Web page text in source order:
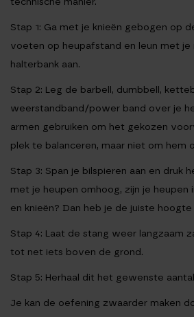
Stap 1: Ga met je knieën gebogen op
voeten op heupafstand en leun met je
halterbank aan.
Stap 2: Leg de barbell, dumbbell,
weerstandband/power band over je
armen gebruiken om het gekozen
plek te balanceren, maar niet om hem
Stap 3: Span je bilspieren aan en druk
met je heupen omhoog, zijn je heupen
en knieën? Dan heb je de juiste
Stap 4: Laat de stang weer langzaam
tot net iets boven de grond.
Stap 5: Herhaal dit het gewenste
Je kan de oefening zwaarder maken